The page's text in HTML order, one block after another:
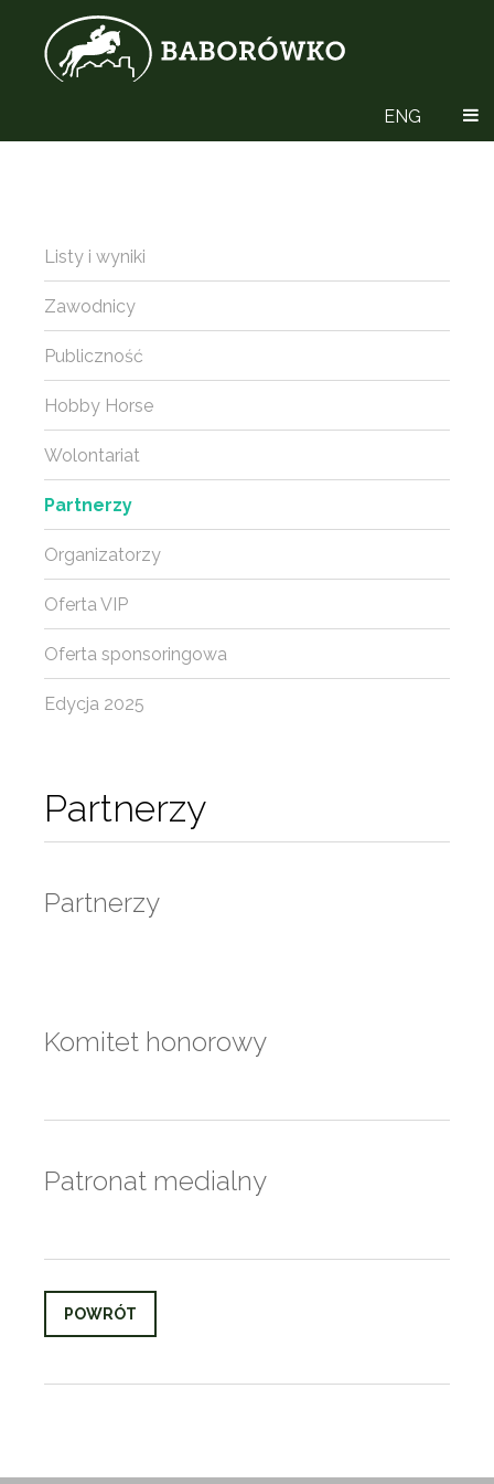
ENG
Partnerzy
Partnerzy
Komitet honorowy
Patronat medialny
POWRÓT
Listy i wyniki
Zawodnicy
Publiczność
Hobby Horse
Wolontariat
Partnerzy
Organizatorzy
Oferta VIP
Oferta sponsoringowa
Edycja 2025